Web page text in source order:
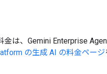
は、Gemini Enterprise
の生成 AI の料金ページ